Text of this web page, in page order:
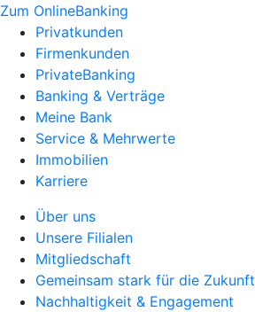
Zum OnlineBanking
Privatkunden
Firmenkunden
PrivateBanking
Banking & Verträge
Meine Bank
Service & Mehrwerte
Immobilien
Karriere
Über uns
Unsere Filialen
Mitgliedschaft
Gemeinsam stark für die Zukunft
Nachhaltigkeit & Engagement